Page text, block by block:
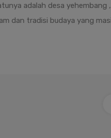
adalah desa
dan tradisi budaya yang